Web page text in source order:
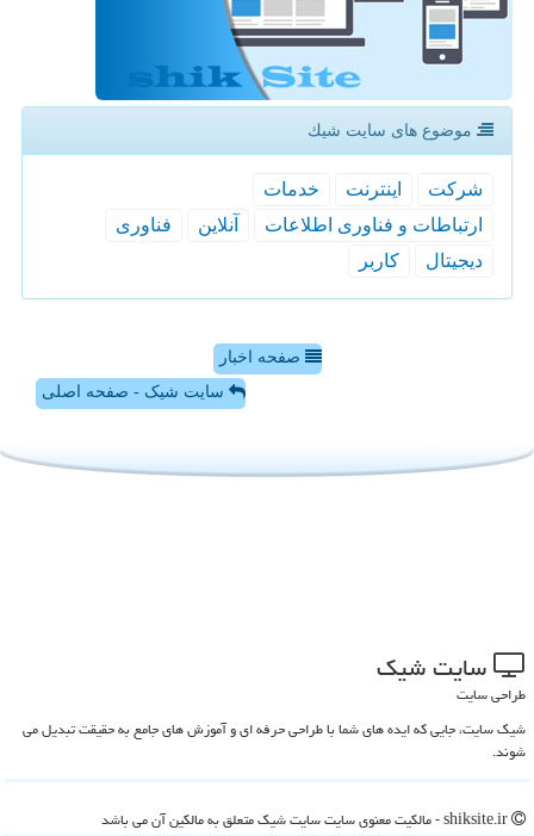
موضوع های سایت شیك
شركت اینترنت
خدمات
ارتباطات و فناوری اطلاعات
آنلاین
فناوری
دیجیتال
كاربر
صفحه اخبار
سایت شیک - صفحه اصلی
سایت شیك
طراحی سایت
شیک سایت، جایی که ایده های شما با طراحی حرفه ای و آموزش های جامع به حقیقت تبدیل می
شوند.